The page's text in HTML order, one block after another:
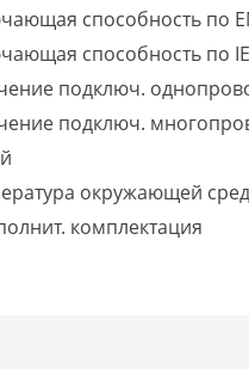
способность по
способность по
подключ.
подключ.
окружающей
комплектация